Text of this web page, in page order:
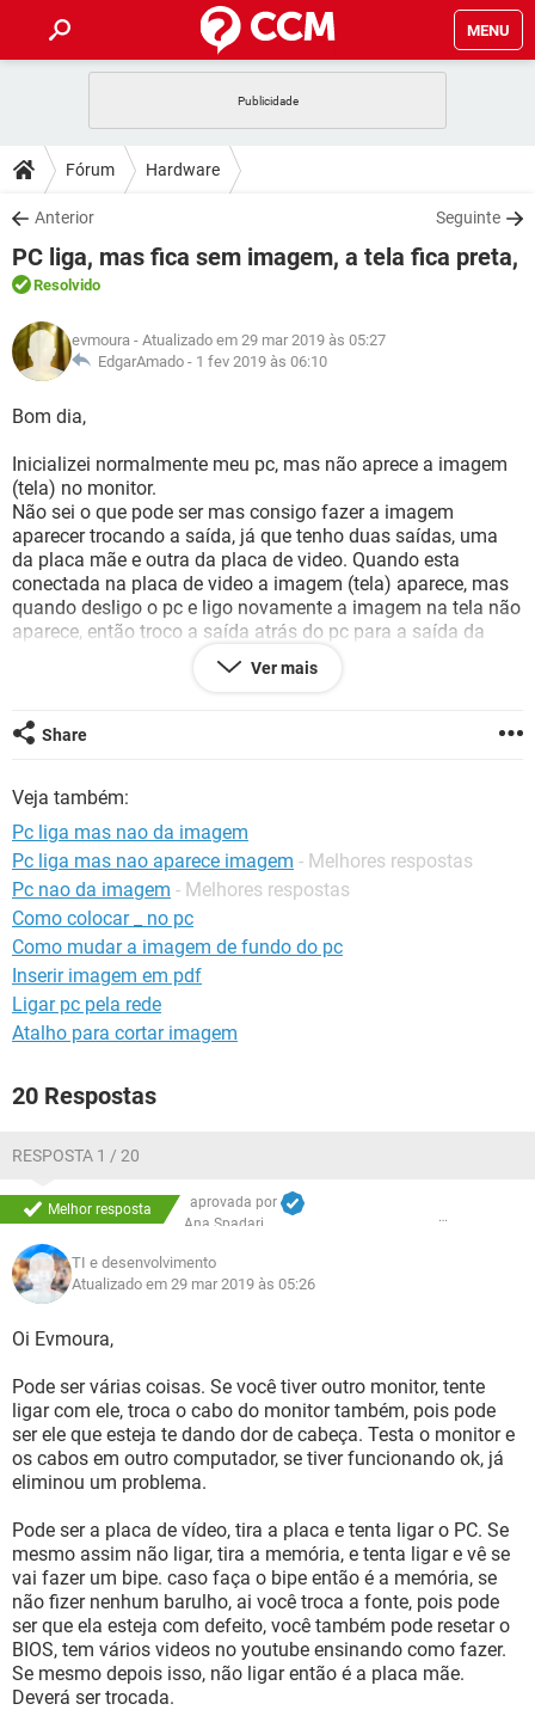
MENU
CELULAR
OUTLOOK
INSTAGRAM GMAIL
GUIA DE COMPRAS
DICAS
JOGOS
OUTLOOK
INSTAGRAM
GUIA DE COMPRAS
DOWNLOADS
JOGOS WHATSAPP
CELULAR
OUTLOOK EXCEL
INSTAGRAM
GUIA DE COMPRAS
FÓRUM
JOGOS
CELULAR FACEBOOK
GUIA DE COMPRAS
GLOSSÁRIO
JOGOS
CELULAR
OUTLOOK EXCEL
INSTAGRAM GMAIL
GUIA DE COMPRAS
Fórum Hardware
Anterior Seguinte
PC liga, mas fica sem imagem, a tela fica preta,
Resolvido
evmoura - Atualizado em 29 mar 2019 às 05:27
EdgarAmado - 1 fev 2019 às 06:10
Bom dia,
Inicializei normalmente meu pc, mas não aprece a imagem
(tela) no monitor.
Não sei o que pode ser mas consigo fazer a imagem
aparecer trocando a saída, já que tenho duas saídas, uma
da placa mãe e outra da placa de video. Quando esta
conectada na placa de video a imagem (tela) aparece, mas
quando desligo o pc e ligo novamente a imagem na tela não
aparece, então troco a saída atrás do pc para a saída da
placa mãe e aí volta a funcionar. O ciclo se repete quando
desligo e ligo novamente o pc, e então tenho que ficar
Será algum tipo de vírus, ou será problema no hardware, o
Obrigado.
Configuração:Windows Vista / Firefox 3.6.12
Ver mais
Share
Veja também:
Pc liga mas nao da imagem
Pc liga mas nao aparece imagem - Melhores respostas
Pc nao da imagem - Melhores respostas
Como colocar _ no pc
Como mudar a imagem de fundo do pc
Inserir imagem em pdf
Ligar pc pela rede
Atalho para cortar imagem
20 Respostas
RESPOSTA 1 / 20
Melhor resposta
aprovada por
Ana Spadari
TI e desenvolvimento
Atualizado em 29 mar 2019 às 05:26
Oi Evmoura,
Pode ser várias coisas. Se você tiver outro monitor, tente
ligar com ele, troca o cabo do monitor também, pois pode
ser ele que esteja te dando dor de cabeça. Testa o monitor e
os cabos em outro computador, se tiver funcionando ok, já
eliminou um problema.
Pode ser a placa de vídeo, tira a placa e tenta ligar o PC. Se
mesmo assim não ligar, tira a memória, e tenta ligar e vê se
vai fazer um bipe. caso faça o bipe então é a memória, se
não fizer nenhum barulho, ai você troca a fonte, pois pode
ser que ela esteja com defeito, você também pode resetar o
BIOS, tem vários videos no youtube ensinando como fazer.
Se mesmo depois isso, não ligar então é a placa mãe.
Deverá ser trocada.